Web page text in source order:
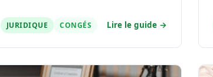
JURIDIQUE CONGÉS Lire le guide →